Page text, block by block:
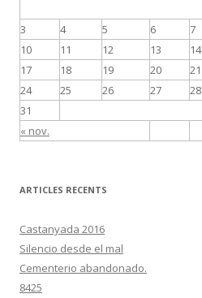
« nov.
3
4 5 6 7
10
11 12 13 14
17
18 19 20 21
24
25 26 27 28
31
ARTICLES RECENTS
Castanyada 2016
Silencio desde el mal
Cementerio abandonado.
8425